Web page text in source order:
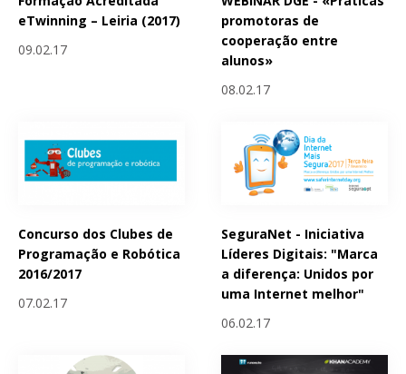
eTwinning – Leiria (2017)
09.02.17
promotoras de
cooperação entre
alunos»
08.02.17
Concurso dos Clubes de
Programação e Robótica
2016/2017
07.02.17
SeguraNet - Iniciativa
Líderes Digitais: "Marca
a diferença: Unidos por
uma Internet melhor"
06.02.17